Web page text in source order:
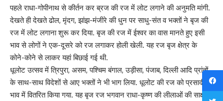
पहले राधा-गोपीनाथ से कीर्तन कर ब्रज की रज में लोट लगाने की अनुमति मांगी.
देखते ही देखते ढोल, मृंदग, झांझ-मंजीरे की धुन पर साधु-संत व भक्तों ने बृज की
रज में लोट लगाना शुरू कर दिया. बृज की रज में ईश्वर का वास मानते हुए इसी
भाव से लोगों ने एक-दूसरे को रज लगाकर होली खेली. यह रज बृज क्षेत्र के
कोने-कोने से लाकर यहां बिछाई गई थी.
धूलोट उत्सव में त्रिपुरा, असम, पश्चिम बंगाल, उड़ीसा, पंजाब, दिल्ली आदि प्रांतों
के साथ-साथ विदेशों से आए भक्तों ने भी भाग लिया. धूलोट की रज को प्रसादी
भाव में वितरित किया गया. यह बृज रज भगवान राधा-कृष्ण की लीलाओं की साक्षी है,